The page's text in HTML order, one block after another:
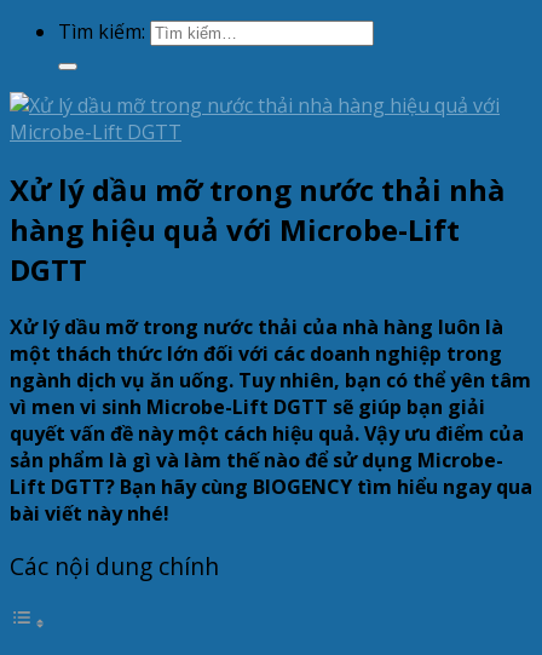
Tìm kiếm:
Xử lý dầu mỡ trong nước thải nhà
hàng hiệu quả với Microbe-Lift
DGTT
Xử lý dầu mỡ trong nước thải của nhà hàng luôn là
một thách thức lớn đối với các doanh nghiệp trong
ngành dịch vụ ăn uống. Tuy nhiên, bạn có thể yên tâm
vì men vi sinh Microbe-Lift DGTT sẽ giúp bạn giải
quyết vấn đề này một cách hiệu quả. Vậy ưu điểm của
sản phẩm là gì và làm thế nào để sử dụng Microbe-
Lift DGTT? Bạn hãy cùng BIOGENCY tìm hiểu ngay qua
bài viết này nhé!
Các nội dung chính